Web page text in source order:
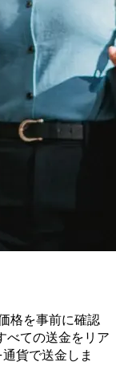
格を事前に確認
べての送金をリア
貨で送金しま